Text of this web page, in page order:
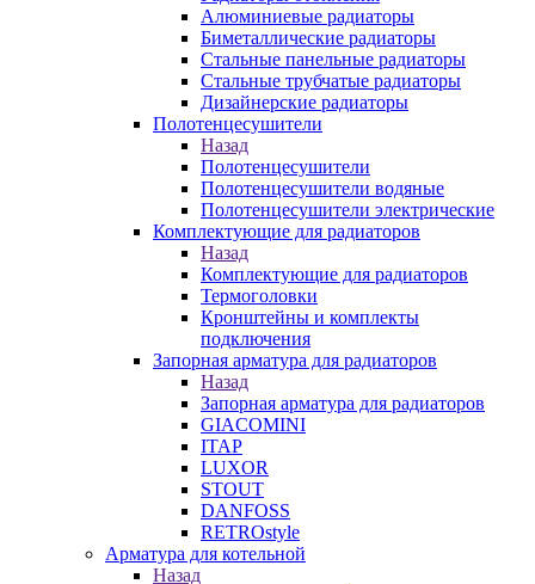
Алюминиевые радиаторы
Биметаллические радиаторы
Стальные панельные радиаторы
Стальные трубчатые радиаторы
Дизайнерские радиаторы
Полотенцесушители
Назад
Полотенцесушители
Полотенцесушители водяные
Полотенцесушители электрические
Комплектующие для радиаторов
Назад
Комплектующие для радиаторов
Термоголовки
Кронштейны и комплекты
подключения
Запорная арматура для радиаторов
Назад
Запорная арматура для радиаторов
GIACOMINI
ITAP
LUXOR
STOUT
DANFOSS
RETROstyle
Арматура для котельной
Назад